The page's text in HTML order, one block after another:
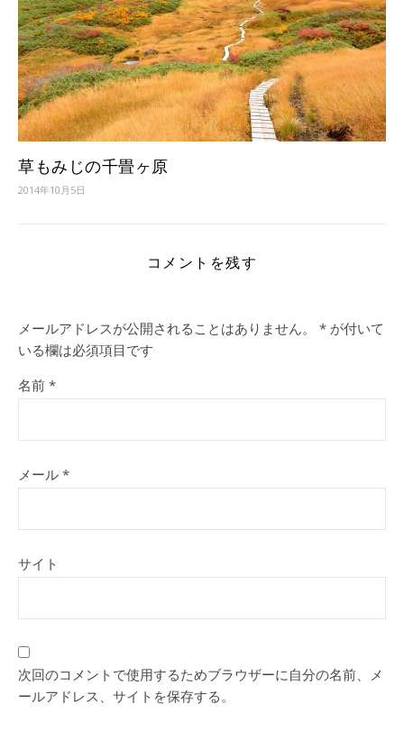
草もみじの千畳ヶ原
2014年10月5日
コメントを残す
メールアドレスが公開されることはありません。 * が付いて
いる欄は必須項目です
名前 *
メール *
サイト
次回のコメントで使用するためブラウザーに自分の名前、メ
ールアドレス、サイトを保存する。